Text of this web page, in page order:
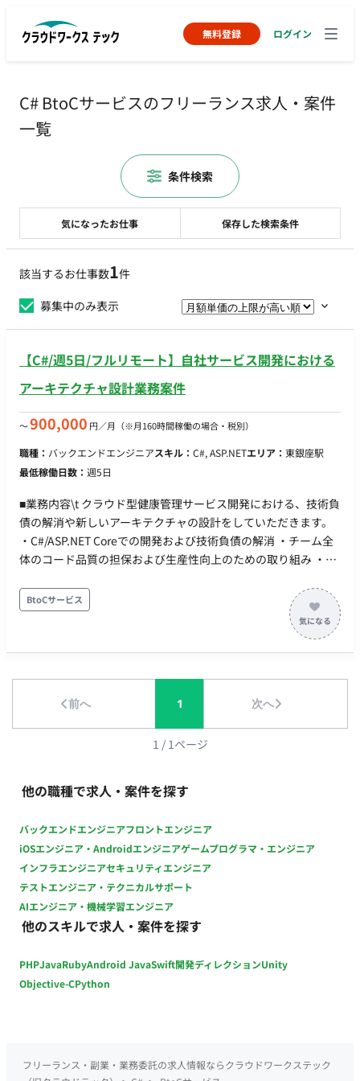
無料登録 ログイン
C# BtoCサービスのフリーランス求人・案件
一覧
該当するお仕事数1件
募集中のみ表示
【C#/週5日/フルリモート】自社サービス開発における
アーキテクチャ設計業務案件
〜900,000 円／月 （※月160時間稼働の場合・税別）
職種： バックエンドエンジニアスキル： C#, ASP.NETエリア： 東銀座駅
最低稼働日数： 週5日
■業務内容\t クラウド型健康管理サービス開発における、技術負
債の解消や新しいアーキテクチャの設計をしていただきます。
・C#/ASP.NET Coreでの開発および技術負債の解消 ・チーム全
体のコード品質の担保および生産性向上のための取り組み ・フ
の選定・導入・見直し 【業務で使用する主なツール】
Slack/Notion/Backlog/Figma/Google Workspace （職務内容
BtoCサービス
前へ 1 次へ
1 / 1ページ
他の職種で求人・案件を探す
バックエンドエンジニアフロントエンジニア
iOSエンジニア・Androidエンジニアゲームプログラマ・エンジニア
インフラエンジニアセキュリティエンジニア
テストエンジニア・テクニカルサポート
AIエンジニア・機械学習エンジニア
他のスキルで求人・案件を探す
PHPJavaRubyAndroid JavaSwift開発ディレクションUnity
Objective-CPython
気になったお仕事 保存した検索条件
条件検索
フリーランス・副業・業務委託の求人情報ならクラウドワークステック